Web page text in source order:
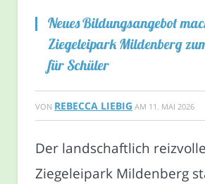
Neues Bildungsangebot
Ziegeleipark Mildenberg
für Schüler
VON REBECCA LIEBIG AM 11. MAI 2026
Der landschaftlich reizvolle
Ziegeleipark Mildenberg